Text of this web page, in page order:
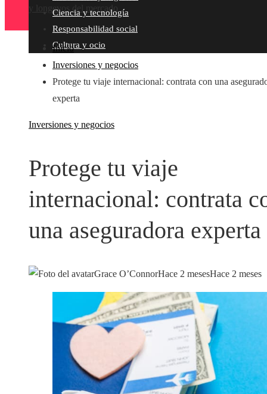
y longevos del mercado
Ciencia y tecnología
Responsabilidad social
Cultura y ocio
Inicio
Inversiones y negocios
Protege tu viaje internacional: contrata con una
experta
Inversiones y negocios
Protege tu viaje
internacional: contrata
una aseguradora experta
Grace O’ConnorHace 2 mesesHace 2 meses